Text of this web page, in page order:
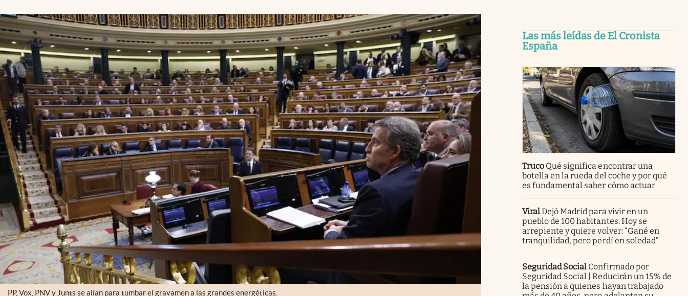
PP, Vox, PNV y Junts se alían para tumbar el gravamen a las grandes energéticas.
Las más leídas de El Cronista
España
Truco Qué significa encontrar una
botella en la rueda del coche y por qué
es fundamental saber cómo actuar
ViralDejó Madrid para vivir en un
pueblo de 100 habitantes. Hoy se
arrepiente y quiere volver: “Gané en
tranquilidad, pero perdí en soledad”
Seguridad Social Confirmado por
Seguridad Social | Reducirán un 15% de
la pensión a quienes hayan trabajado